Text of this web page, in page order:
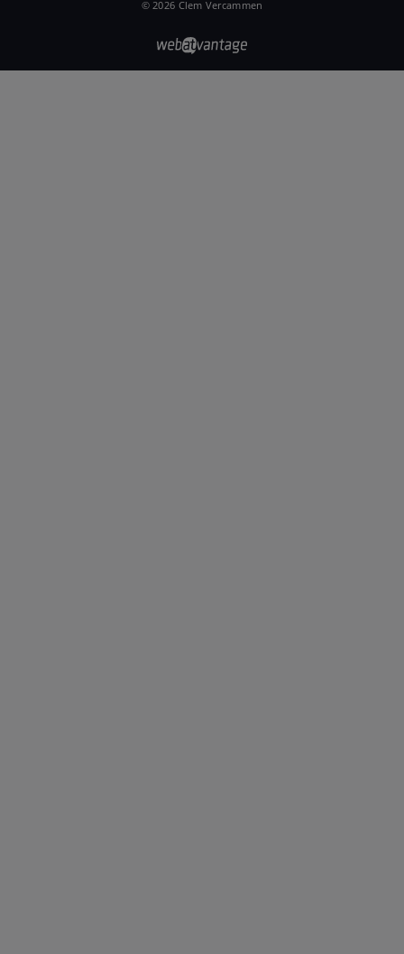
© 2026 Clem Vercammen